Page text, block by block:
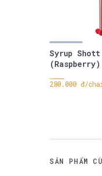
Syrup
280.000 đ/
SẢN PHẨM